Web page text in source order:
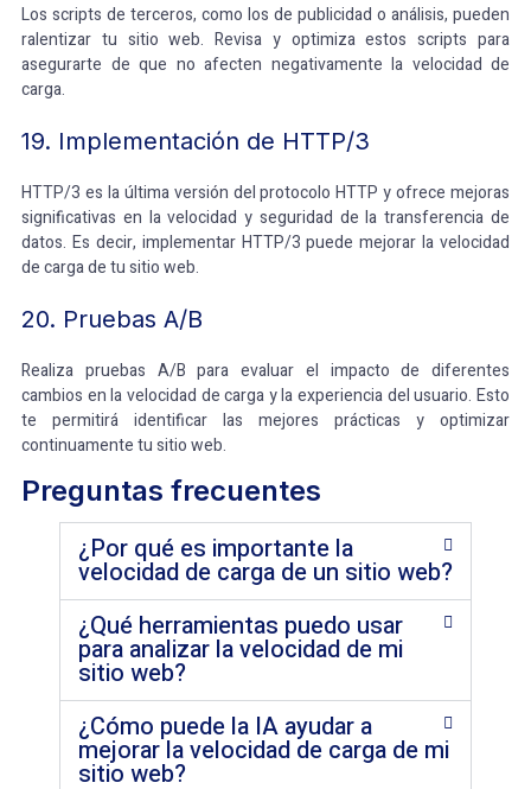
Los scripts de terceros, como los de publicidad o análisis, pueden
ralentizar tu sitio web. Revisa y optimiza estos scripts para
asegurarte de que no afecten negativamente la velocidad de
carga.
19. Implementación de HTTP/3
HTTP/3 es la última versión del protocolo HTTP y ofrece mejoras
significativas en la velocidad y seguridad de la transferencia de
datos. Es decir, implementar HTTP/3 puede mejorar la velocidad
de carga de tu sitio web.
20. Pruebas A/B
Realiza pruebas A/B para evaluar el impacto de diferentes
cambios en la velocidad de carga y la experiencia del usuario. Esto
te permitirá identificar las mejores prácticas y optimizar
continuamente tu sitio web.
Preguntas frecuentes
¿Por qué es importante la
velocidad de carga de un sitio web?
¿Qué herramientas puedo usar
para analizar la velocidad de mi
sitio web?
¿Cómo puede la IA ayudar a
mejorar la velocidad de carga de mi
sitio web?